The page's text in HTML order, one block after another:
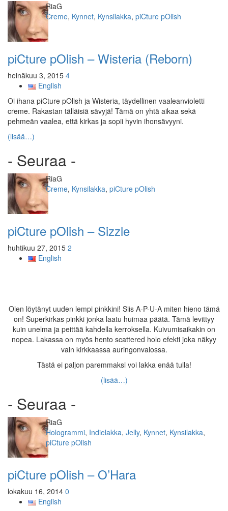
Kirjoittaja
RiaG
Kategoriat
Creme, Kynnet, Kynsilakka, piCture pOlish
piCture pOlish – Wisteria (Reborn)
heinäkuu 3, 2015 4
English
Oi ihana piCture pOlish ja Wisteria, täydellinen vaaleanvioletti
creme. Rakastan tälläisiä sävyjä! Tämä on yhtä aikaa sekä
pehmeän vaalea, että kirkas ja sopii hyvin ihonsävyyni.
(lisää…)
- Seuraa -
Kirjoittaja
RiaG
Kategoriat
Creme, Kynsilakka, piCture pOlish
piCture pOlish – Sizzle
huhtikuu 27, 2015 2
English
Olen löytänyt uuden lempi pinkkini! Siis A-P-U-A miten hieno tämä
on! Superkirkas pinkki jonka laatu huimaa päätä. Tämä levittyy
kuin unelma ja peittää kahdella kerroksella. Kuivumisaikakin on
nopea. Lakassa on myös hento scattered holo efekti joka näkyy
vain kirkkaassa auringonvalossa.
Tästä ei paljon paremmaksi voi lakka enää tulla!
(lisää…)
- Seuraa -
Kirjoittaja
RiaG
Kategoriat
Hologrammi, Indielakka, Jelly, Kynnet, Kynsilakka,
piCture pOlish
piCture pOlish – O’Hara
lokakuu 16, 2014 0
English